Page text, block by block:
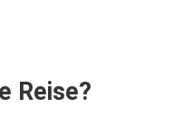
Reise?